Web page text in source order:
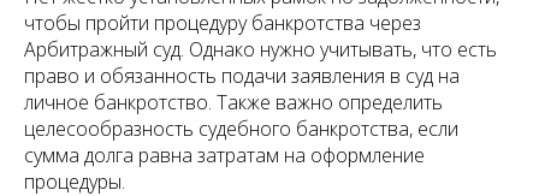
чтобы пройти процедуру банкротства через
Арбитражный суд. Однако нужно учитывать, что есть
право и обязанность подачи заявления в суд на
личное банкротство. Также важно определить
целесообразность судебного банкротства, если
сумма долга равна затратам на оформление
процедуры.